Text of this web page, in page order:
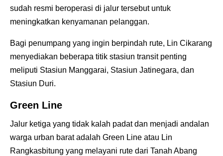
sudah resmi beroperasi di jalur tersebut untuk
meningkatkan kenyamanan pelanggan.
Bagi penumpang yang ingin berpindah rute, Lin Cikarang
menyediakan beberapa titik stasiun transit penting
meliputi Stasiun Manggarai, Stasiun Jatinegara, dan
Stasiun Duri.
Green Line
Jalur ketiga yang tidak kalah padat dan menjadi andalan
warga urban barat adalah Green Line atau Lin
Rangkasbitung yang melayani rute dari Tanah Abang